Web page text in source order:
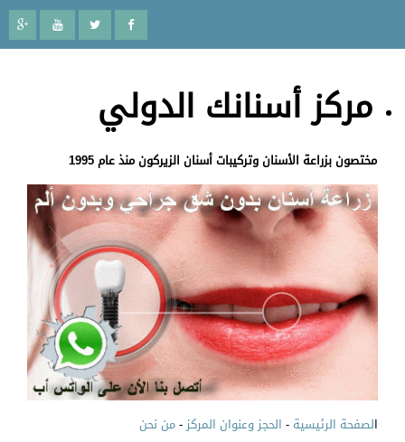
مركز أسنانك الدولي
مختصون بزراعة الأسنان وتركيبات أسنان الزيركون منذ عام 1995
لصفحة الرئيسية-الحجز وعنوان المركز-من نحن